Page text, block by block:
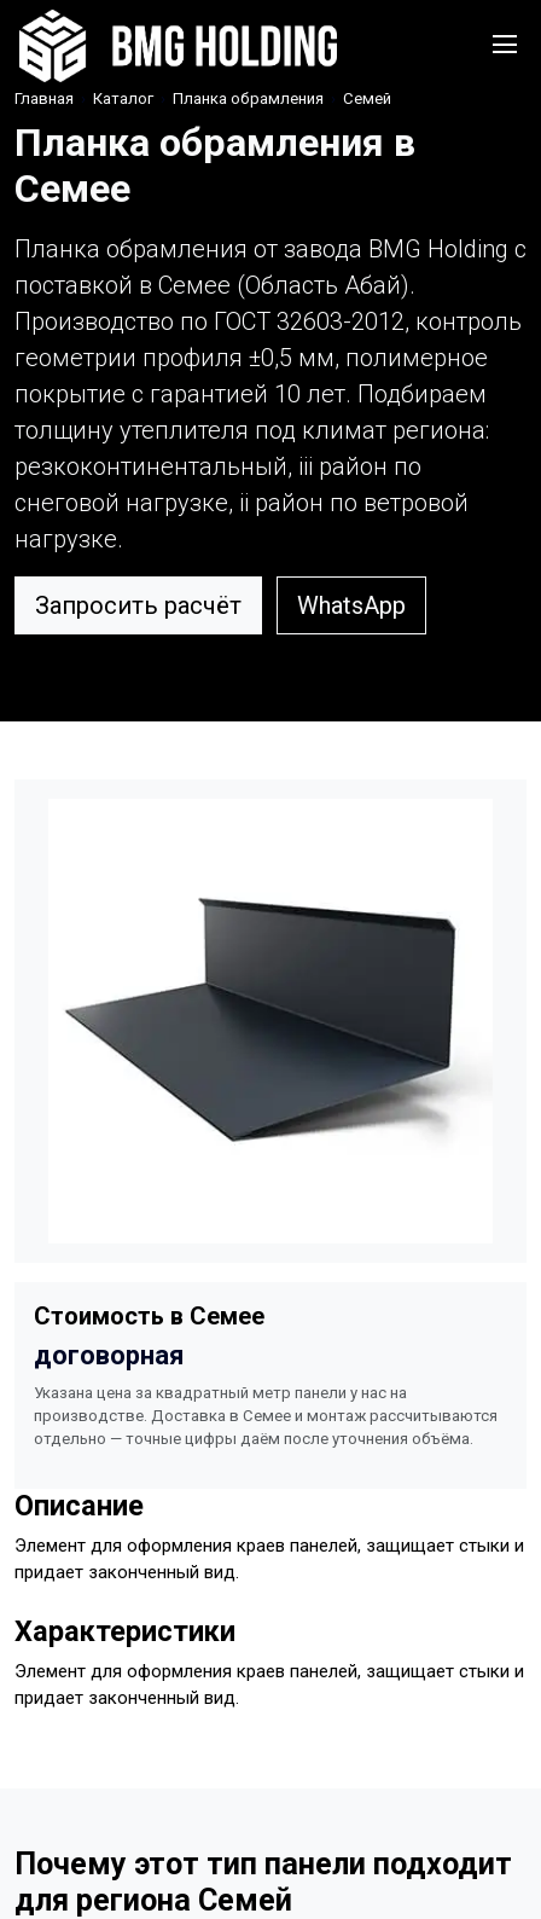
Главная › Каталог › Планка обрамления › Семей
Планка обрамления в
Семее
Планка обрамления от завода BMG Holding с
поставкой в Семее (Область Абай).
Производство по ГОСТ 32603-2012, контроль
геометрии профиля ±0,5 мм, полимерное
покрытие с гарантией 10 лет. Подбираем
толщину утеплителя под климат региона:
резкоконтинентальный, iii район по
снеговой нагрузке, ii район по ветровой
нагрузке.
Запросить расчёт WhatsApp
Стоимость в Семее
договорная
Указана цена за квадратный метр панели у нас на
производстве. Доставка в Семее и монтаж рассчитываются
отдельно — точные цифры даём после уточнения объёма.
Описание
Элемент для оформления краев панелей, защищает стыки и
придает законченный вид.
Характеристики
Элемент для оформления краев панелей, защищает стыки и
придает законченный вид.
Почему этот тип панели подходит
для региона Семей